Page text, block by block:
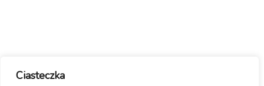
Ciasteczka